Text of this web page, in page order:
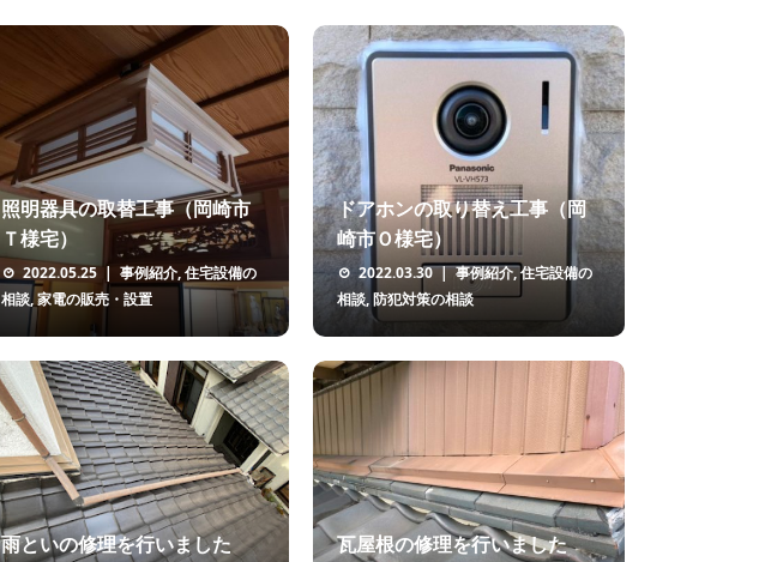
照明器具の取替工事（岡崎市
Ｔ様宅）
2022.05.25 事例紹介,住宅設備の
相談,家電の販売・設置
ドアホンの取り替え工事（岡
崎市Ｏ様宅）
2022.03.30 事例紹介,住宅設備の
相談,防犯対策の相談
雨といの修理を行いました
瓦屋根の修理を行いました